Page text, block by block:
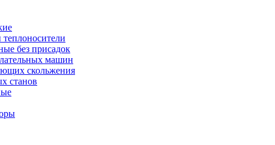
без присадок
машин
скольжения
станов